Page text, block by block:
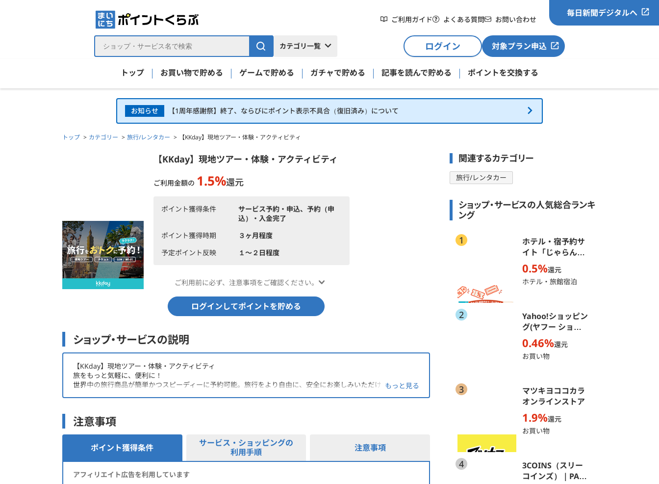
ご利用ガイド よくある質問 お問い合わせ
カテゴリ一覧 ログイン 対象プラン申込
毎日新聞デジタルへ
トップ お買い物で貯める ゲームで貯める ガチャで貯める 記事を読んで貯める ポイントを交換する
お知らせ 【1周年感謝祭】終了、ならびにポイント表示不具合（復旧済み）について
トップ カテゴリー 旅行/レンタカー 【KKday】現地ツアー・体験・アクティビティ
【KKday】現地ツアー・体験・アクティビティの詳細【KKday】現地ツアー・体験・アクティビティ
ご利用金額の 1.5%還元
ポイント獲得条件
サービス予約・申込、予約（申
込）・入金完了
ポイント獲得時期
３ヶ月程度
予定ポイント反映
１〜２日程度
ご利用前に必ず、注意事項をご確認ください。
ログインしてポイントを貯める
ショップ・サービスの説明
【KKday】現地ツアー・体験・アクティビティ
旅をもっと気軽に、便利に！
世界中の旅行商品が簡単かつスピーディーに予約可能。旅行をより自由に、安全にお楽しみいただけます。もっと見る
注意事項
ポイント獲得条件
サービス・ショッピングの
利用手順
注意事項
ポイント獲得条件
アフィリエイト広告を利用しています
関連するカテゴリー
旅行/レンタカー
ショップ・サービスの人気総合ランキ
ング
1
ホテル・宿予約サ
イト「じゃらん
net」
0.5%還元
ホテル・旅館宿泊
2
Yahoo!ショッピン
グ(ヤフー ショッ
ピング)
0.46%還元
お買い物
3
マツキヨココカラ
オンラインストア
1.9%還元
お買い物
4
3COINS（スリー
コインズ）｜PAL